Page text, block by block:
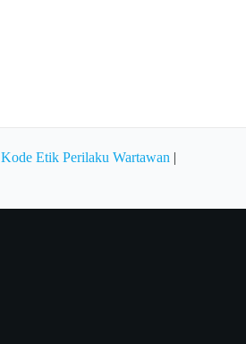
Kode Etik Perilaku Wartawan |